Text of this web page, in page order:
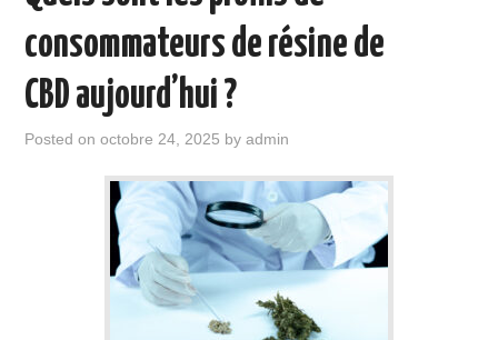
consommateurs de résine de
CBD aujourd’hui ?
Posted onoctobre 24, 2025 byadmin